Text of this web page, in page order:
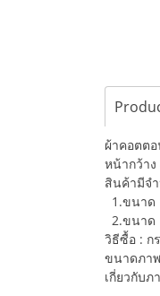
ผ้าคอตต
หน้ากว้าง
สินค้ามีจ
1.ขนาด
2.ขนาด
วิธีซื้อ : ก
ขนาดภา
เกี่ยวกับ